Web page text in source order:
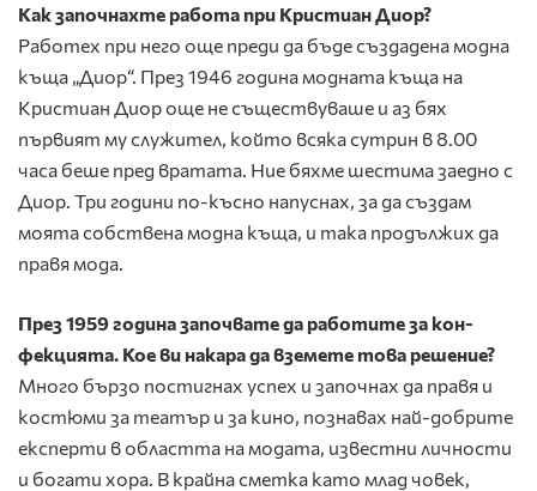
Как започнахте работа при Кристиан Диор?
Работех при него още преди да бъде създадена модна
къща „Диор“. През 1946 година модната къща на
Кристиан Диор още не съществуваше и аз бях
първият му служител, кой­то всяка сутрин в 8.00
часа беше пред вратата. Ние бяхме шестима заедно с
Диор. Три години по-късно напуснах, за да създам
моята собствена модна къща, и така продължих да
правя мода.
През 1959 година започвате да работите за кон­
фекцията. Кое ви накара да вземете това реше­ние?
Много бързо постигнах успех и започнах да правя и
костю­ми за театър и за кино, познавах най-добрите
експерти в областта на модата, известни личности
и богати хора. В крайна сметка като млад човек,